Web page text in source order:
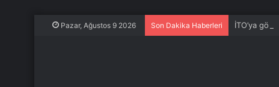
Pazar, Ağustos 9 2026 Son Dakika Haberleri İTO’ya